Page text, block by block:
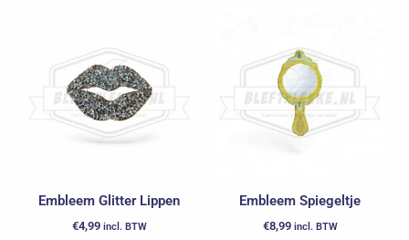
Embleem Glitter Lippen
€4,99 incl. BTW
Embleem Spiegeltje
€8,99 incl. BTW